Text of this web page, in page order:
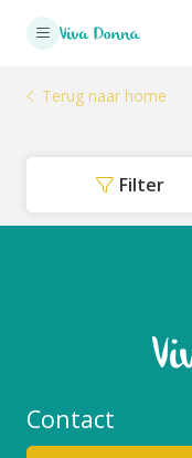
Terug naar home
Filter
Contact